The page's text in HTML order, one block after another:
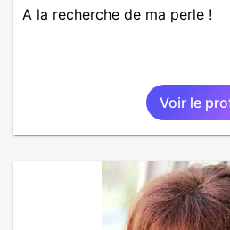
A la recherche de ma perle !
Voir le